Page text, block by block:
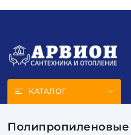
КАТАЛОГ